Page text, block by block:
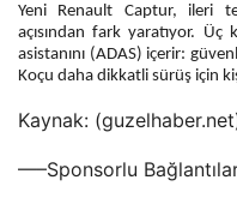
Yeni Renault Captur, ileri
açısından fark yaratıyor.
asistanını (ADAS) içerir:
Koçu daha dikkatli sürüş için
Kaynak:
—–Sponsorlu